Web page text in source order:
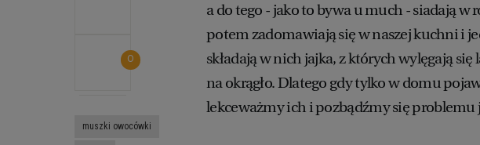
a do tego - jako to bywa u much - siadają w
potem zadomawiają się w naszej kuchni i
składają w nich jajka, z których wylęgają
na okrągło. Dlatego gdy tylko w domu
lekceważmy ich i pozbądźmy się problemu
0
muszki owocówki